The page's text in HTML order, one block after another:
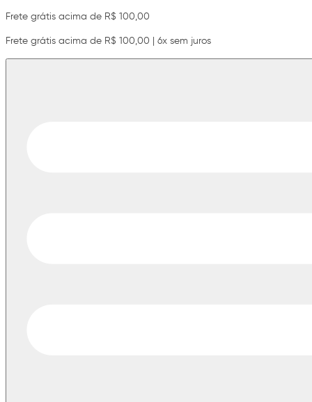
Frete grátis acima de R$ 100,00
Frete grátis acima de R$ 100,00 | 6x sem juros